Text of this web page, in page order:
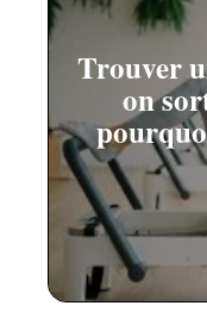
Trouver
on